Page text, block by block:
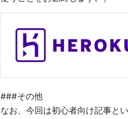
###その他
なお、今回は初心者向け記事と